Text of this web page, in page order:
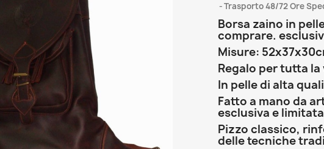
Trasporto 48/72 Ore
Borsa zaino in
comprare.
Misure:
Regalo per tutta la
In pelle di alta
Fatto a mano da
esclusiva e limitata
Pizzo classico,
delle tecniche